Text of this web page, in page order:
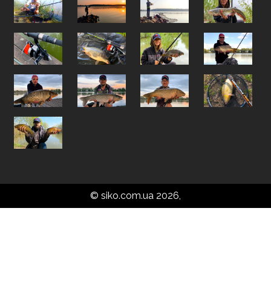
© siko.com.ua 2026,